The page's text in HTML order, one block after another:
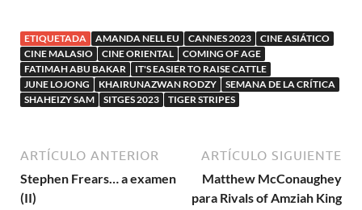
ETIQUETADA AMANDA NELL EU CANNES 2023
CINE ASIÁTICO
CINE MALASIO
CINE ORIENTAL
COMING OF AGE
FATIMAH ABU BAKAR
IT'S EASIER TO RAISE CATTLE
JUNE LOJONG
KHAIRUNAZWAN RODZY
SEMANA DE LA CRÍTICA
SHAHEIZY SAM
SITGES 2023 TIGER STRIPES
ARTÍCULO ANTERIOR
Stephen Frears… a examen
(II)
ARTÍCULO SIGUIENTE
Matthew McConaughey
para Rivals of Amziah King